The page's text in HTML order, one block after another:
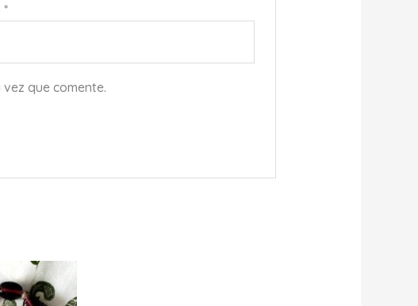
*
que comente.